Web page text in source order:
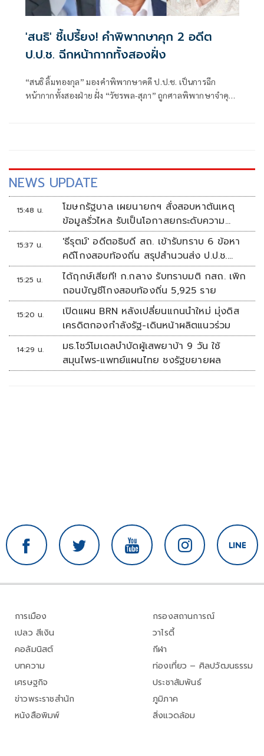
'สนธิ' ชี้เปรี้ยง! คำพิพากษาคุก 2 อดีต
ป.ป.ช. ฉีกหน้ากากทั้งสองฝั่ง
“สนธิ ลิ้มทองกุล” มองคำพิพากษาคดี ป.ป.ช. เป็นการฉีก
หน้ากากทั้งสองฝ่าย ฝั่ง “วัชรพล-สุภา” ถูกศาลพิพากษาจำคุก
NEWS UPDATE
15:48 น.
โฆษกรัฐบาล เผยนายกฯ สั่งสอบหาต้นเหตุ
ข้อมูลรั่วไหล รับเป็นโอกาสยกระดับความ
มั่นคงปลอดภัยข้อมูลภาครัฐทั้งระบบ
15:37 น.
'ธีรุตม์' อดีตอธิบดี สถ. เข้ารับทราบ 6 ข้อหา
คดีโกงสอบท้องถิ่น สรุปสำนวนส่ง ป.ป.ช.
สัปดาห์หน้า
15:25 น.
ได้ฤกษ์เสียที! ก.กลาง รับทราบมติ กสถ. เพิก
ถอนบัญชีโกงสอบท้องถิ่น 5,925 ราย
15:20 น.
เปิดแผน BRN หลังเปลี่ยนแกนนำใหม่ มุ่งดิส
เครดิตกองกำลังรัฐ-เดินหน้าผลิตแนวร่วม
14:29 น.
มธ.โชว์โมเดลบำบัดผู้เสพยาบ้า 9 วัน ใช้
สมุนไพร-แพทย์แผนไทย ชงรัฐขยายผล
การเมือง
เปลว สีเงิน
คอลัมนิสต์
บทความ
เศรษฐกิจ
ข่าวพระราชสำนัก
หนังสือพิมพ์
กรองสถานการณ์
วาไรตี้
กีฬา
ท่องเที่ยว – ศิลปวัฒนธรรม
ประชาสัมพันธ์
ภูมิภาค
สิ่งแวดล้อม